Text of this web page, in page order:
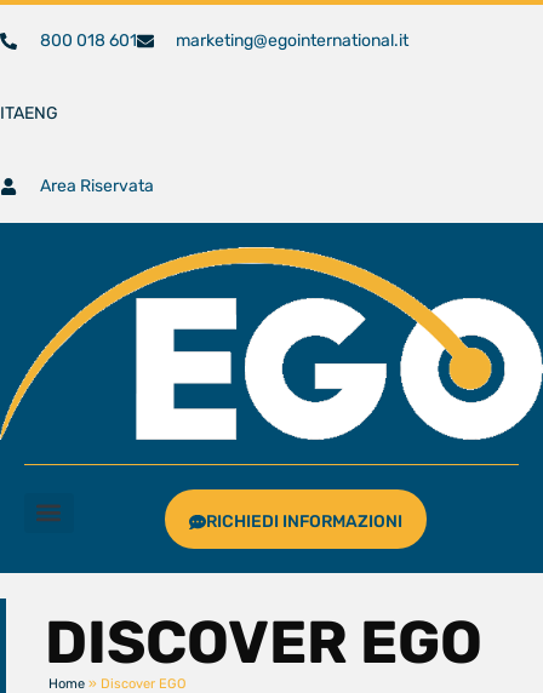
800 018 601 marketing@egointernational.it
ITAENG
Area Riservata
RICHIEDI INFORMAZIONI
DISCOVER EGO
Home » Discover EGO